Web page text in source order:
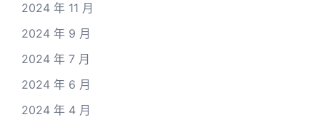
2024 年 11 月
2024 年 9 月
2024 年 7 月
2024 年 6 月
2024 年 4 月